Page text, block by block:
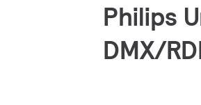
Philips
DMX/